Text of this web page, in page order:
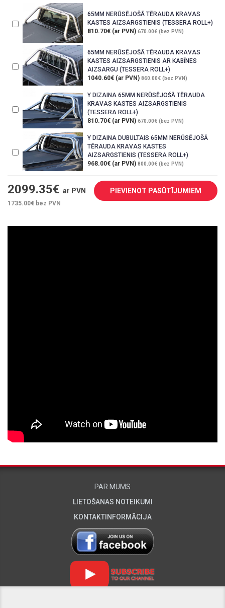
65MM NERŪSĒJOŠĀ TĒRAUDA KRAVAS
KASTES AIZSARGSTIENIS (TESSERA ROLL+)
810.70€ (ar PVN) 670.00€ (bez PVN)
65MM NERŪSĒJOŠĀ TĒRAUDA KRAVAS
KASTES AIZSARGSTIENIS AR KABĪNES
AIZSARGU (TESSERA ROLL+)
1040.60€ (ar PVN) 860.00€ (bez PVN)
Y DIZAINA 65MM NERŪSĒJOŠĀ TĒRAUDA
KRAVAS KASTES AIZSARGSTIENIS
(TESSERA ROLL+)
810.70€ (ar PVN) 670.00€ (bez PVN)
Y DIZAINA DUBULTAIS 65MM NERŪSĒJOŠĀ
TĒRAUDA KRAVAS KASTES
AIZSARGSTIENIS (TESSERA ROLL+)
968.00€ (ar PVN) 800.00€ (bez PVN)
2099.35€ ar PVN
1735.00€ bez PVN
PIEVIENOT PASŪTĪJUMIEM
PAR MUMS
LIETOŠANAS NOTEIKUMI
KONTAKTINFORMĀCIJA